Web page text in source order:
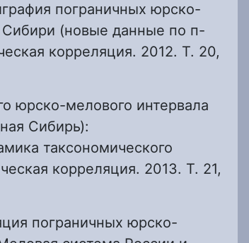
пограничных юрско-
(новые данные по п-
корреляция. 2012. Т. 20,
юрско-мелового интервала
Сибирь):
таксономического
корреляция. 2013. Т. 21,
пограничных юрско-